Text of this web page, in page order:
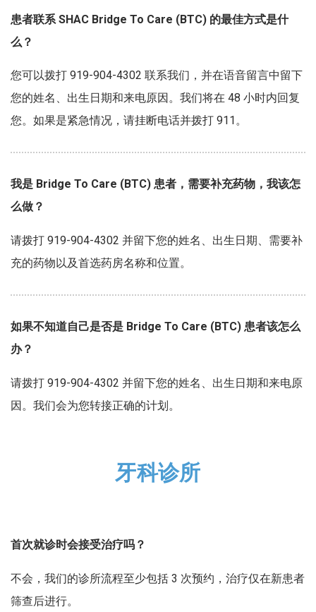
患者联系 SHAC Bridge To Care (BTC) 的最佳方式是什
么？
您可以拨打 919-904-4302 联系我们，并在语音留言中留下
您的姓名、出生日期和来电原因。我们将在 48 小时内回复
您。如果是紧急情况，请挂断电话并拨打 911。
我是 Bridge To Care (BTC) 患者，需要补充药物，我该怎
么做？
请拨打 919-904-4302 并留下您的姓名、出生日期、需要补
充的药物以及首选药房名称和位置。
如果不知道自己是否是 Bridge To Care (BTC) 患者该怎么
办？
请拨打 919-904-4302 并留下您的姓名、出生日期和来电原
因。我们会为您转接正确的计划。
牙科诊所
首次就诊时会接受治疗吗？
不会，我们的诊所流程至少包括 3 次预约，治疗仅在新患者
筛查后进行。